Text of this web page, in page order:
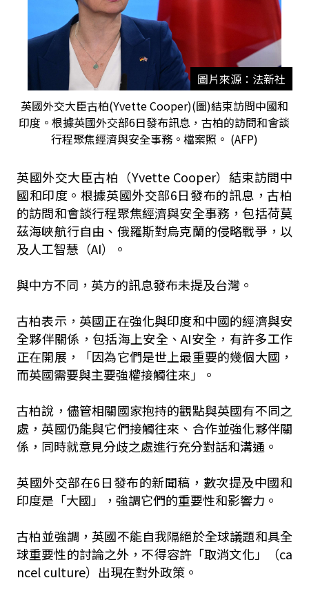
圖片來源：法新社
英國外交大臣古柏(Yvette Cooper)(圖)結束訪問中國和
印度。根據英國外交部6日發布訊息，古柏的訪問和會談
行程聚焦經濟與安全事務。檔案照。 (AFP)
英國外交大臣古柏（Yvette Cooper）結束訪問中
國和印度。根據英國外交部6日發布的訊息，古柏
的訪問和會談行程聚焦經濟與安全事務，包括荷莫
茲海峽航行自由、俄羅斯對烏克蘭的侵略戰爭，以
及人工智慧（AI）。
與中方不同，英方的訊息發布未提及台灣。
古柏表示，英國正在強化與印度和中國的經濟與安
全夥伴關係，包括海上安全、AI安全，有許多工作
正在開展，「因為它們是世上最重要的幾個大國，
而英國需要與主要強權接觸往來」。
古柏說，儘管相關國家抱持的觀點與英國有不同之
處，英國仍能與它們接觸往來、合作並強化夥伴關
係，同時就意見分歧之處進行充分對話和溝通。
英國外交部在6日發布的新聞稿，數次提及中國和
印度是「大國」，強調它們的重要性和影響力。
古柏並強調，英國不能自我隔絕於全球議題和具全
球重要性的討論之外，不得容許「取消文化」（ca
ncel culture）出現在對外政策。